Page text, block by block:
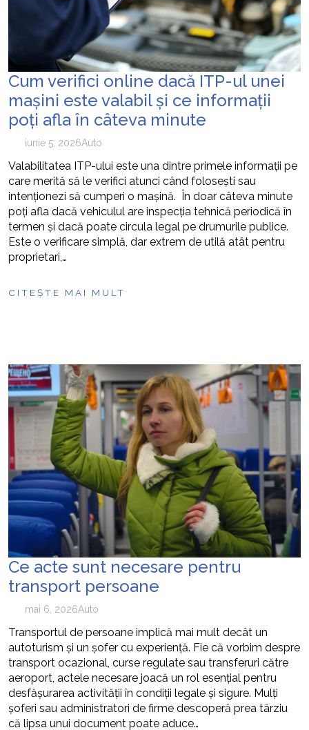
Cum verifici online dacă ITP-ul unei
mașini este valabil și ce informații
poți afla în câteva minute
iunie 5, 2026Auto
Valabilitatea ITP-ului este una dintre primele informații pe
care merită să le verifici atunci când folosești sau
intenționezi să cumperi o mașină. În doar câteva minute
poți afla dacă vehiculul are inspecția tehnică periodică în
termen și dacă poate circula legal pe drumurile publice.
Este o verificare simplă, dar extrem de utilă atât pentru
proprietari,…
CITEȘTE MAI MULT
Ce acte sunt necesare pentru
transport persoane
mai 6, 2026Auto
Transportul de persoane implică mai mult decât un
autoturism și un șofer cu experiență. Fie că vorbim despre
transport ocazional, curse regulate sau transferuri către
aeroport, actele necesare joacă un rol esențial pentru
desfășurarea activității în condiții legale și sigure. Mulți
șoferi sau administratori de firme descoperă prea târziu
că lipsa unui document poate aduce…